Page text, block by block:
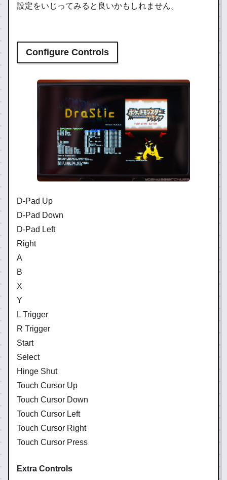
設定をいじってみると良いかもしれません。
Configure Controls
D-Pad Up
D-Pad Down
D-Pad Left
Right
A
B
X
Y
L Trigger
R Trigger
Start
Select
Hinge Shut
Touch Cursor Up
Touch Cursor Down
Touch Cursor Left
Touch Cursor Right
Touch Cursor Press
Extra Controls